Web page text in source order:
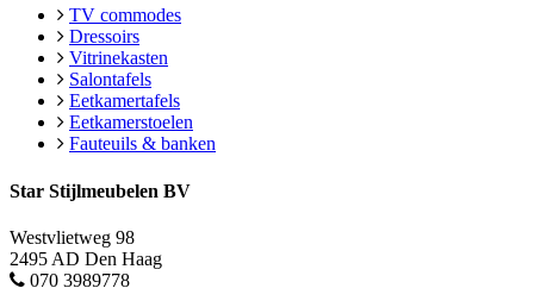
TV commodes
Dressoirs
Vitrinekasten
Salontafels
Eetkamertafels
Eetkamerstoelen
Fauteuils & banken
Star Stijlmeubelen BV
Westvlietweg 98
2495 AD Den Haag
070 3989778